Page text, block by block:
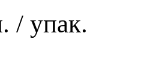
/ упак.